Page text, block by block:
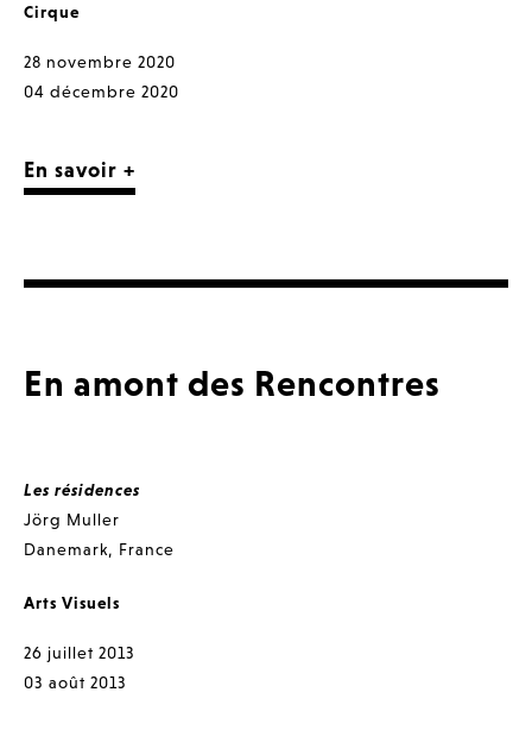
Cirque
28 novembre 2020
04 décembre 2020
En savoir +
En amont des Rencontres
Les résidences
Jörg Muller
Danemark, France
Arts Visuels
26 juillet 2013
03 août 2013